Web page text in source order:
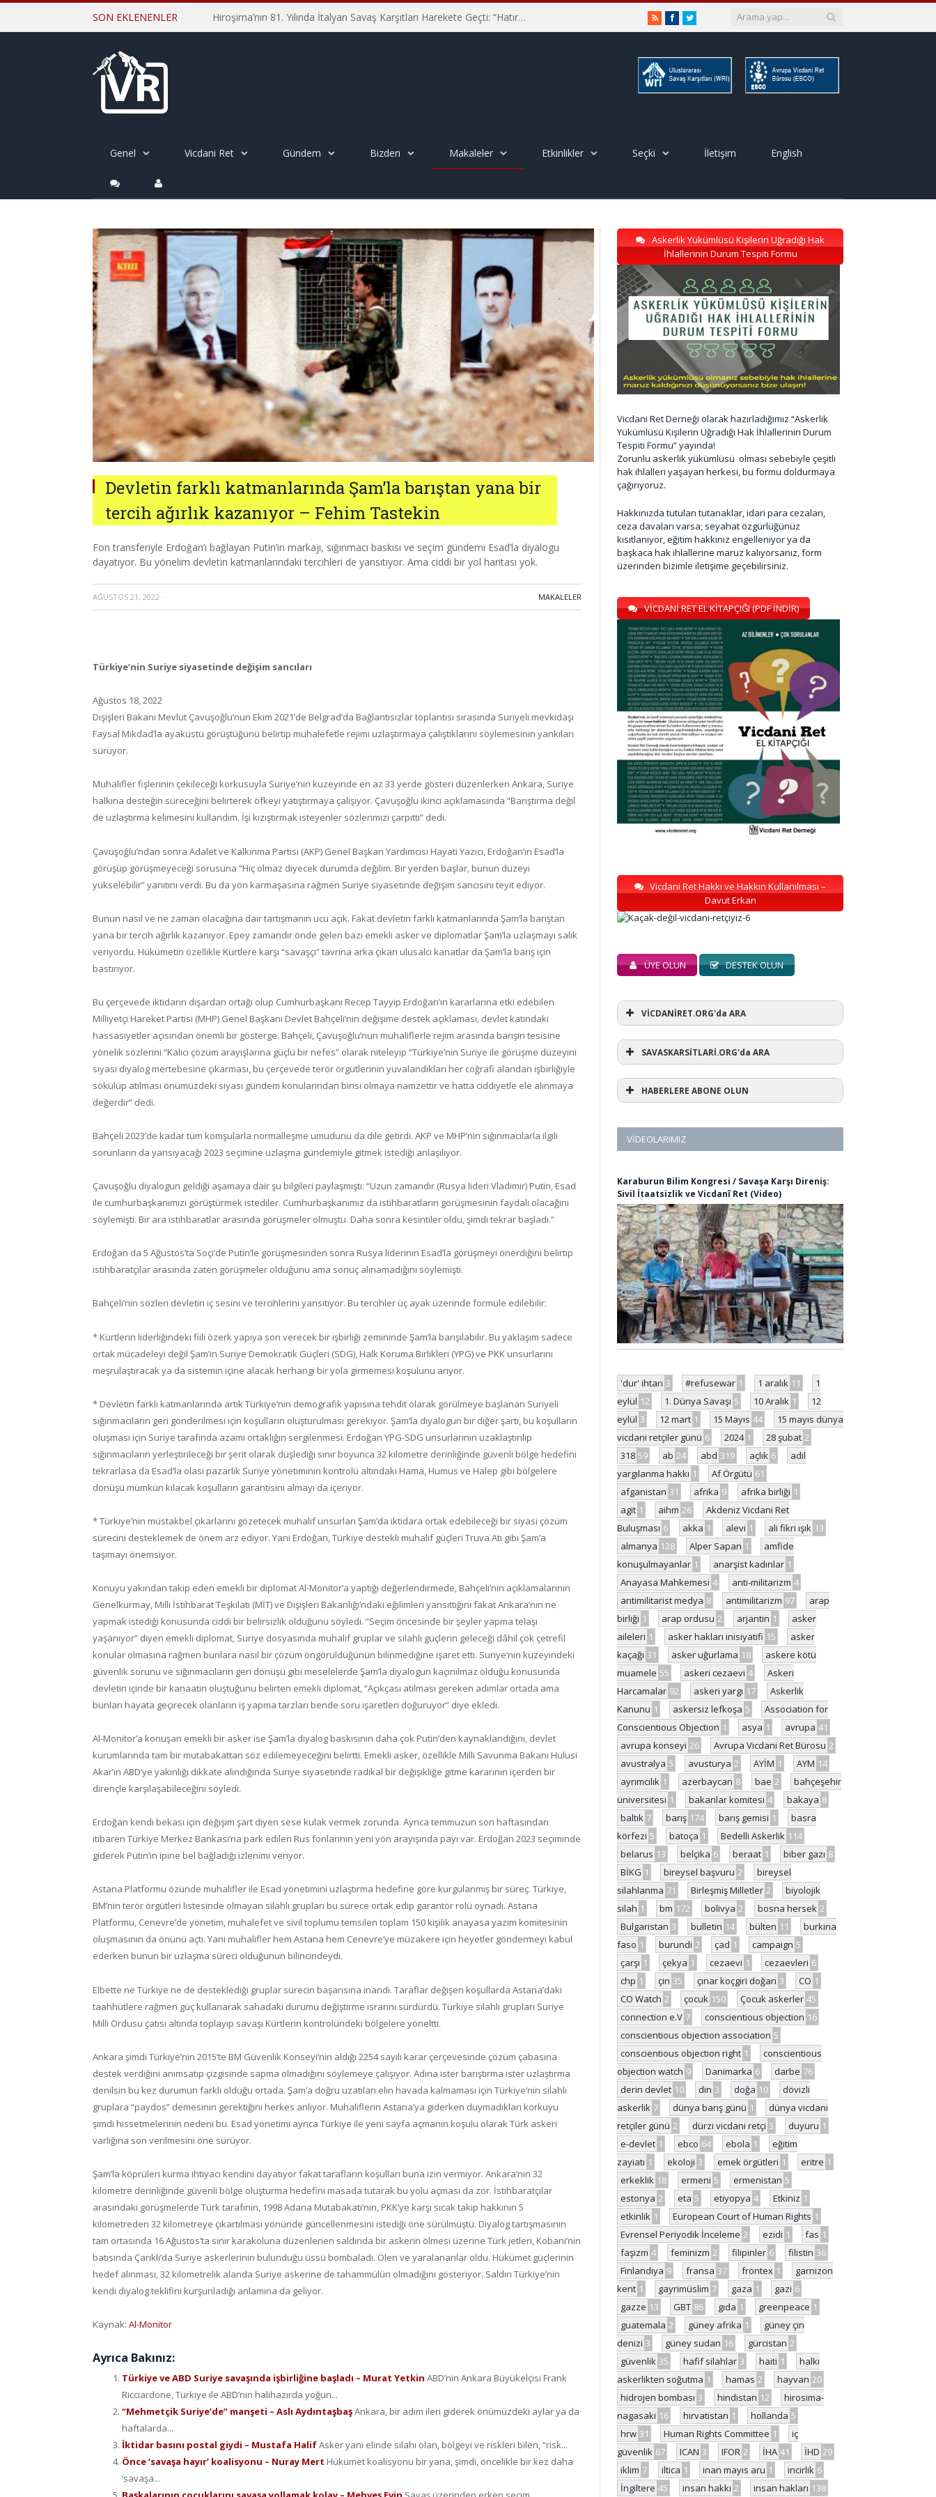
SON EKLENENLER Hiroşima’nın 81. Yılında İtalyan Savaş Karşıtları Harekete Geçti: “Hatırlamak yeterli değil” RSSFacebookTwitter
Genel Vicdani Ret Gündem Bizden Makaleler Etkinlikler Seçki İletişim English
Devletin farklı katmanlarında Şam’la barıştan yana bir
tercih ağırlık kazanıyor – Fehim Tastekin
Fon transferiyle Erdoğan’ı bağlayan Putin’in markajı, sığınmacı baskısı ve seçim gündemi Esad’la diyalogu
dayatıyor. Bu yönelim devletin katmanlarındaki tercihleri de yansıtıyor. Ama ciddi bir yol haritası yok.
AĞUSTOS 21, 2022 · MAKALELER
Türkiye’nin Suriye siyasetinde değişim sancıları
Ağustos 18, 2022
Dışişleri Bakanı Mevlüt Çavuşoğlu’nun Ekim 2021’de Belgrad’da Bağlantısızlar toplantısı sırasında Suriyeli mevkidaşı
Faysal Mikdad’la ayaküstü görüştüğünü belirtip muhalefetle rejimi uzlaştırmaya çalıştıklarını söylemesinin yankıları
sürüyor.
Muhalifler fişlerinin çekileceği korkusuyla Suriye’nin kuzeyinde en az 33 yerde gösteri düzenlerken Ankara, Suriye
halkına desteğin süreceğini belirterek öfkeyi yatıştırmaya çalışıyor. Çavuşoğlu ikinci açıklamasında “Barıştırma değil
de uzlaştırma kelimesini kullandım. İşi kızıştırmak isteyenler sözlerimizi çarpıttı” dedi.
Çavuşoğlu’ndan sonra Adalet ve Kalkınma Partisi (AKP) Genel Başkan Yardımcısı Hayati Yazıcı, Erdoğan’ın Esad’la
görüşüp görüşmeyeceği sorusuna “Hiç olmaz diyecek durumda değilim. Bir yerden başlar, bunun düzeyi
yükselebilir” yanıtını verdi. Bu da yön karmaşasına rağmen Suriye siyasetinde değişim sancısını teyit ediyor.
Bunun nasıl ve ne zaman olacağına dair tartışmanın ucu açık. Fakat devletin farklı katmanlarında Şam’la barıştan
yana bir tercih ağırlık kazanıyor. Epey zamandır önde gelen bazı emekli asker ve diplomatlar Şam’la uzlaşmayı salık
veriyordu. Hükümetin özellikle Kürtlere karşı “savaşçı” tavrına arka çıkan ulusalcı kanatlar da Şam’la barış için
bastırıyor.
Bu çerçevede iktidarın dışardan ortağı olup Cumhurbaşkanı Recep Tayyip Erdoğan’ın kararlarına etki edebilen
Milliyetçi Hareket Partisi (MHP) Genel Başkanı Devlet Bahçeli’nin değişime destek açıklaması, devlet katındaki
hassasiyetler açısından önemli bir gösterge. Bahçeli, Çavuşoğlu’nun muhaliflerle rejim arasında barışın tesisine
yönelik sözlerini “Kalıcı çözüm arayışlarına güçlü bir nefes” olarak niteleyip “Türkiye’nin Suriye ile görüşme düzeyini
siyasi diyalog mertebesine çıkarması, bu çerçevede terör örgütlerinin yuvalandıkları her coğrafi alandan işbirliğiyle
sökülüp atılması önümüzdeki siyasi gündem konularından birisi olmaya namzettir ve hatta ciddiyetle ele alınmaya
değerdir” dedi.
Bahçeli 2023’de kadar tüm komşularla normalleşme umudunu da dile getirdi. AKP ve MHP’nin sığınmacılarla ilgili
sorunların da yansıyacağı 2023 seçimine uzlaşma gündemiyle gitmek istediği anlaşılıyor.
Çavuşoğlu diyalogun geldiği aşamaya dair şu bilgileri paylaşmıştı: “Uzun zamandır (Rusya lideri Vladimir) Putin, Esad
ile cumhurbaşkanımızı görüştürmek istediler. Cumhurbaşkanımız da istihbaratların görüşmesinin faydalı olacağını
söylemişti. Bir ara istihbaratlar arasında görüşmeler olmuştu. Daha sonra kesintiler oldu, şimdi tekrar başladı.”
Erdoğan da 5 Ağustos’ta Soçi’de Putin’le görüşmesinden sonra Rusya liderinin Esad’la görüşmeyi önerdiğini belirtip
istihbaratçılar arasında zaten görüşmeler olduğunu ama sonuç alınamadığını söylemişti.
Bahçeli’nin sözleri devletin iç sesini ve tercihlerini yansıtıyor. Bu tercihler üç ayak üzerinde formüle edilebilir:
* Kürtlerin liderliğindeki fiili özerk yapıya son verecek bir işbirliği zemininde Şam’la barışılabilir. Bu yaklaşım sadece
ortak mücadeleyi değil Şam’ın Suriye Demokratik Güçleri (SDG), Halk Koruma Birlikleri (YPG) ve PKK unsurlarını
meşrulaştıracak ya da sistemin içine alacak herhangi bir yola girmemesi koşulunu arıyor.
* Devletin farklı katmanlarında artık Türkiye’nin demografik yapısına tehdit olarak görülmeye başlanan Suriyeli
sığınmacıların geri gönderilmesi için koşulların oluşturulması gerekiyor. Şam’la diyalogun bir diğer şartı, bu koşulların
oluşması için Suriye tarafında azami ortaklığın sergilenmesi. Erdoğan YPG-SDG unsurlarının uzaklaştırılıp
sığınmacıların yerleştirileceği bir şerit olarak düşlediği sınır boyunca 32 kilometre derinliğinde güvenli bölge hedefini
tekrarlasa da Esad’la olası pazarlık Suriye yönetiminin kontrolü altındaki Hama, Humus ve Halep gibi bölgelere
dönüşü mümkün kılacak koşulların garantisini almayı da içeriyor.
* Türkiye’nin müstakbel çıkarlarını gözetecek muhalif unsurları Şam’da iktidara ortak edebileceği bir siyasi çözüm
sürecini desteklemek de önem arz ediyor. Yani Erdoğan, Türkiye destekli muhalif güçleri Truva Atı gibi Şam’a
taşımayı önemsiyor.
Konuyu yakından takip eden emekli bir diplomat Al-Monitor’a yaptığı değerlendirmede, Bahçeli’nin açıklamalarının
Genelkurmay, Milli İstihbarat Teşkilatı (MİT) ve Dışişleri Bakanlığı’ndaki eğilimleri yansıttığını fakat Ankara’nın ne
yapmak istediği konusunda ciddi bir belirsizlik olduğunu söyledi. “Seçim öncesinde bir şeyler yapma telaşı
yaşanıyor” diyen emekli diplomat, Suriye dosyasında muhalif gruplar ve silahlı güçlerin geleceği dâhil çok çetrefil
konular olmasına rağmen bunlara nasıl bir çözüm öngörüldüğünün bilinmediğine işaret etti. Suriye’nin kuzeyindeki
güvenlik sorunu ve sığınmacıların geri dönüşü gibi meselelerde Şam’la diyalogun kaçınılmaz olduğu konusunda
devletin içinde bir kanaatin oluştuğunu belirten emekli diplomat, “Açıkçası atılması gereken adımlar ortada ama
bunları hayata geçirecek olanların iş yapma tarzları bende soru işaretleri doğuruyor” diye ekledi.
Al-Monitor’a konuşan emekli bir asker ise Şam’la diyalog baskısının daha çok Putin’den kaynaklandığını, devlet
kurumlarında tam bir mutabakattan söz edilemeyeceğini belirtti. Emekli asker, özellikle Milli Savunma Bakanı Hulusi
Akar’ın ABD’ye yakınlığı dikkate alındığında Suriye siyasetinde radikal bir değişikliğe gitme kararının içerden bir
dirençle karşılaşabileceğini söyledi.
Erdoğan kendi bekası için değişim şart diyen sese kulak vermek zorunda. Ayrıca temmuzun son haftasından
itibaren Türkiye Merkez Bankası’na park edilen Rus fonlarının yeni yön arayışında payı var. Erdoğan 2023 seçiminde
giderek Putin’in ipine bel bağladığı izlenimi veriyor.
Astana Platformu özünde muhalifler ile Esad yönetimini uzlaştırma hedefine göre kurgulanmış bir süreç. Türkiye,
BM’nin terör örgütleri listesinde olmayan silahlı grupları bu sürece ortak edip garantör rolü oynadı. Astana
Platformu, Cenevre’de yönetim, muhalefet ve sivil toplumu temsilen toplam 150 kişilik anayasa yazım komitesinin
oluşmasının da önünü açtı. Yani muhalifler hem Astana hem Cenevre’ye müzakere için heyetler göndermeyi kabul
ederken bunun bir uzlaşma süreci olduğunun bilincindeydi.
Elbette ne Türkiye ne de desteklediği gruplar sürecin başarısına inandı. Taraflar değişen koşullarda Astana’daki
taahhütlere rağmen güç kullanarak sahadaki durumu değiştirme ısrarını sürdürdü. Türkiye silahlı grupları Suriye
Milli Ordusu çatısı altında toplayıp savaşı Kürtlerin kontrolündeki bölgelere yöneltti.
Ankara şimdi Türkiye’nin 2015’te BM Güvenlik Konseyi’nin aldığı 2254 sayılı karar çerçevesinde çözüm çabasına
destek verdiğini anımsatıp çizgisinde sapma olmadığını söylemeye çalışıyor. Adına ister barıştırma ister uzlaştırma
denilsin bu kez durumun farklı olduğu ortada. Şam’a doğru uzatılan elin havada kalmaması için Türkiye’nin silahlı
gruplara “paydos” demesinin gerektiğini herkes anlıyor. Muhaliflerin Astana’ya giderken duymadıkları korkuyu
şimdi hissetmelerinin nedeni bu. Esad yönetimi ayrıca Türkiye ile yeni sayfa açmanın koşulu olarak Türk askeri
varlığına son verilmesini öne sürüyor.
Şam’la köprüleri kurma ihtiyacı kendini dayatıyor fakat tarafların koşulları buna izin vermiyor. Ankara’nın 32
kilometre derinliğinde güvenli bölge oluşturma hedefini masada tutarak bu yolu açması da zor. İstihbaratçılar
arasındaki görüşmelerde Türk tarafının, 1998 Adana Mutabakatı’nın, PKK’ye karşı sıcak takip hakkının 5
kilometreden 32 kilometreye çıkartılması yönünde güncellenmesini istediği öne sürülmüştü. Diyalog tartışmasının
tam ortasında 16 Ağustos’ta sınır karakoluna düzenlenen saldırıda bir askerin ölmesi üzerine Türk jetleri, Kobani’nin
batısında Çarıklı’da Suriye askerlerinin bulunduğu üssü bombaladı. Ölen ve yaralananlar oldu. Hükümet güçlerinin
hedef alınması, 32 kilometrelik alanda Suriye askerine de tahammülün olmadığını gösteriyor. Saldırı Türkiye’nin
kendi diyalog teklifini kurşunladığı anlamına da geliyor.
Kaynak: Al-Monitor
Ayrıca Bakınız:
Türkiye ve ABD Suriye savaşında işbirliğine başladı – Murat Yetkin ABD’nin Ankara Büyükelçisi Frank
Ricciardone, Türkiye ile ABD’nin halihazırda yoğun...
“Mehmetçik Suriye’de” manşeti – Aslı AydıntaşbaşAnkara, bir adım ileri giderek önümüzdeki aylar ya da
haftalarda...
İktidar basını postal giydi – Mustafa HalifAsker yani elinde silahı olan, bölgeyi ve riskleri bilen, “risk...
Önce ‘savaşa hayır’ koalisyonu – Nuray Mert Hükümet koalisyonu bir yana, şimdi, öncelikle bir kez daha
‘savaşa...
Askerlik Yükümlüsü Kişilerin Uğradığı Hak
İhlallerinin Durum Tespiti Formu
Vicdani Ret Derneği olarak hazırladığımız “Askerlik
Yükümlüsü Kişilerin Uğradığı Hak İhlallerinin Durum
Tespiti Formu” yayında!
Zorunlu askerlik yükümlüsü olması sebebiyle çeşitli
hak ihlalleri yaşayan herkesi, bu formu doldurmaya
çağırıyoruz.
Hakkınızda tutulan tutanaklar, idari para cezaları,
ceza davaları varsa; seyahat özgürlüğünüz
kısıtlanıyor, eğitim hakkınız engelleniyor ya da
başkaca hak ihlallerine maruz kalıyorsanız, form
üzerinden bizimle iletişime geçebilirsiniz.
VİCDANİ RET EL KİTAPÇIĞI (PDF İNDİR)
Vicdani Ret Hakkı ve Hakkın Kullanılması –
Davut Erkan
ÜYE OLUN DESTEK OLUN
VİCDANİRET.ORG'da ARA
SAVASKARSİTLARİ.ORG'da ARA
HABERLERE ABONE OLUN
VIDEOLARIMIZ
Karaburun Bilim Kongresi / Savaşa Karşı Direniş:
Sivil İtaatsizlik ve Vicdanî Ret (Video)
'dur' ihtarı 3 #refusewar 1 1 aralık 11
1
eylül 12 1. Dünya Savaşı 5 10 Aralık 1
12
eylül 3 12 mart 1 15 Mayıs 44
15 mayıs dünya
vicdani retçiler günü 6 2024 1 28 şubat 2
318 59 ab 24 abd 319 açlık 6
adil
yargılanma hakkı 1 Af Örgütü 61
afganistan 31 afrika 9 afrika birliği 1
agit 1 aihm 26
Akdeniz Vicdani Ret
Buluşması 6 akka 1 alevi 1 ali fikri ışık 13
almanya 128 Alper Sapan 1
amfide
konuşulmayanlar 1 anarşist kadınlar 1
Anayasa Mahkemesi 4 anti-militarizm 4
antimilitarist medya 8 antimilitarizm 97
arap
birliği 1 arap ordusu 2 arjantin 1
asker
aileleri 1 asker hakları inisiyatifi 15
asker
kaçağı 31 asker uğurlama 18
askere kötü
muamele 55 askeri cezaevi 4
Askeri
Harcamalar 92 askeri yargı 17
Askerlik
Kanunu 1 askersiz lefkoşa 5
Association for
Conscientious Objection 1 asya 1 avrupa 41
avrupa konseyi 26 Avrupa Vicdani Ret Bürosu 2
avustralya 5 avusturya 2 AYİM 1 AYM 14
ayrımcılık 1 azerbaycan 8 bae 2
bahçeşehir
üniversitesi 1 bakanlar komitesi 4 bakaya 8
baltık 7 barış 174 barış gemisi 1
basra
körfezi 5 batoça 1 Bedelli Askerlik 114
belarus 13 belçika 6 beraat 1 biber gazı 8
BİKG 1 bireysel başvuru 2
bireysel
silahlanma 71 Birleşmiş Milletler 2
biyolojik
silah 1 bm 172 bolivya 2 bosna hersek 2
Bulgaristan 3 bulletin 14 bülten 11
burkina
faso 1 burundi 2 çad 1 campaign 5
çarşı 1 çekya 1 cezaevi 1 cezaevleri 6
chp 1 çin 35 çınar koçgiri doğan 3 CO 1
CO Watch 2 çocuk 150 Çocuk askerler 45
connection e.V 7 conscientious objection 16
conscientious objection association 5
conscientious objection right 1
conscientious
objection watch 9 Danimarka 6 darbe 76
derin devlet 10 din 3 doğa 10
dövizli
askerlik 7 dünya barış günü 1
dünya vicdani
retçiler günü 2 dürzi vicdani retçi 3 duyuru 1
e-devlet 1 ebco 64 ebola 1
eğitim
zayiatı 1 ekoloji 3 emek örgütleri 1 eritre 1
erkeklik 18 ermeni 5 ermenistan 5
estonya 2 eta 5 etiyopya 4 Etkiniz 1
etkinlik 1 European Court of Human Rights 1
Evrensel Periyodik İnceleme 2 ezidi 1 fas 1
faşizm 4 feminizm 2 filipinler 6 filistin 36
Finlandiya 9 fransa 37 frontex 1
garnizon
kent 1 gayrimüslim 7 gaza 1 gazi 6
gazze 13 GBT 86 gıda 1 greenpeace 1
guatemala 2 güney afrika 1
güney çin
denizi 3 güney sudan 16 gürcistan 2
güvenlik 35 hafif silahlar 3 haiti 1
halkı
askerlikten soğutma 1 hamas 2 hayvan 20
hidrojen bombası 3 hindistan 12
hirosima-
nagasaki 16 hırvatistan 1 hollanda 5
hrw 31 Human Rights Committee 1
iç
güvenlik 67 ICAN 3 IFOR 2 İHA 41 İHD 29
iklim 7 iltica 1 inan mayıs aru 1 incirlik 6
İngiltere 45 insan hakkı 2 insan hakları 138